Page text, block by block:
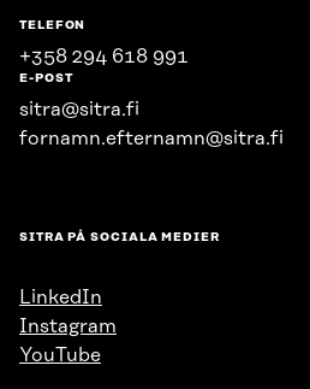
TELEFON
+358 294 618 991
E-POST
sitra@sitra.fi
fornamn.efternamn@sitra.fi
SITRA PÅ SOCIALA MEDIER
LinkedIn
Instagram
YouTube